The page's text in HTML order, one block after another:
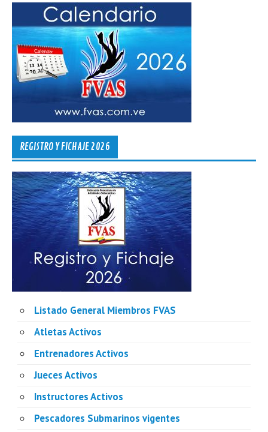
REGISTRO Y FICHAJE 2026
Listado General Miembros FVAS
Atletas Activos
Entrenadores Activos
Jueces Activos
Instructores Activos
Pescadores Submarinos vigentes